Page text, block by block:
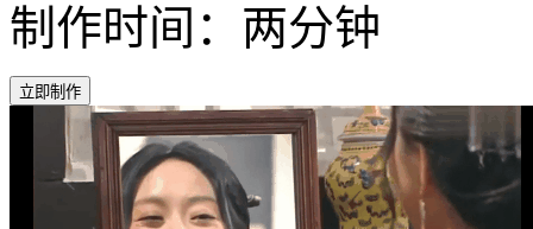
制作时间：两分钟
立即制作